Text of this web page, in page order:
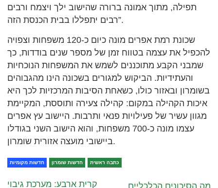
תפילה, מתוך אמונה ברורה שהישוב ילך ויצמח ורבים
רבים יתפללו בבית הכנסת הזה”.
שכונת רמת אפרים מונה כיום כ-120 משפחות וצפויה
להכפיל את עצמה בטווח זמן של מספר שנים בודדות, כך
שמבני הקבע מתוכננים לשמש את המשפחות הנוכחיות
והעתידיות. הביקוש למגורים בשכונה הינו מהגבוהים
בשומרון ובאזור כולו, כשאחת הסיבות המרכזיות לכך היא
איכות הקהילה במקום: קהילה צעירה ותוססת, המקיימת
מגוון עשיר של פעילויות פנאי ותרבות. היישוב עץ אפרים
עצמו מונה כ-700 משפחות, והוא הישוב השני בגודלו
ביישובי מועצה אזורית שומרון.
חדשות מקומיות חדשות שומרון כתבה ראשית
קרית ארבע: מערכת גיבוי
מה הסיכונים הכלכליים